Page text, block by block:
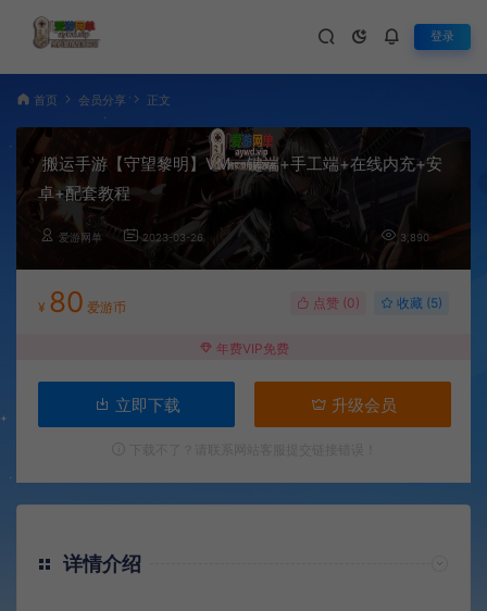
登录
首页 会员分享 正文
搬运手游【守望黎明】VM一键端+手工端+在线内充+安
卓+配套教程
爱游网单 2023-03-26 3,890
¥ 80 爱游币 点赞 (0) 收藏 (5)
年费VIP免费
立即下载 升级会员
详情介绍